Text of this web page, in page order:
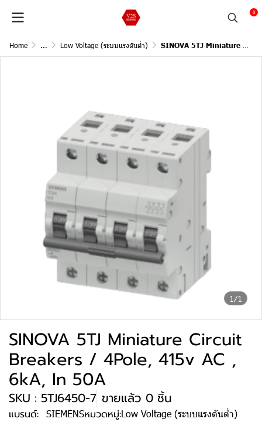
0
Home ... Low Voltage (ระบบแรงดันต่ำ) SINOVA 5TJ Miniature Circuit Breakers / 4Pole, 415v AC , 6kA, In 50A
1/1
SINOVA 5TJ Miniature Circuit
Breakers / 4Pole, 415v AC ,
6kA, In 50A
SKU : 5TJ6450-7 ขายแล้ว 0 ชิ้น
แบรนด์: SIEMENSหมวดหมู่:Low Voltage (ระบบแรงดันต่ำ)